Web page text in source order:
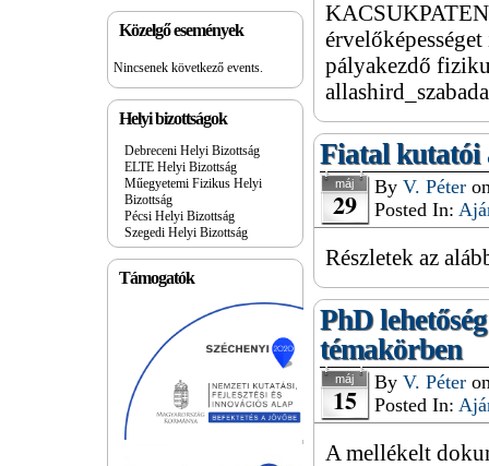
Közelgő események
Nincsenek következő events.
Helyi bizottságok
Debreceni Helyi Bizottság
ELTE Helyi Bizottság
Műegyetemi Fizikus Helyi
Bizottság
Pécsi Helyi Bizottság
Szegedi Helyi Bizottság
Támogatók
pályakezdő
Fiatal kutatói
máj
29 ByV. Péter
Posted In:
Részletek az
PhD
témakörben
máj
15 ByV. Péter
Posted In:
A mellékelt